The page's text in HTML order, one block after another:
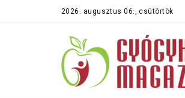
2026. augusztus 06., csütörtök